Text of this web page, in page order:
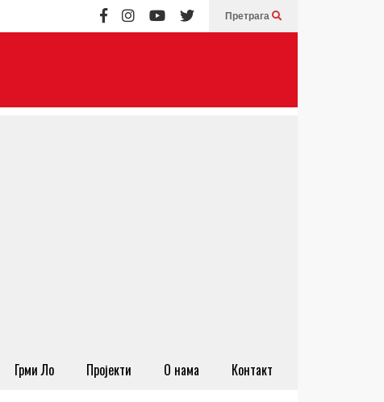
Претрага
Грми Ло Пројекти О нама Контакт